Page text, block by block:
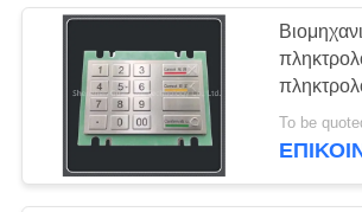
Usb
To be